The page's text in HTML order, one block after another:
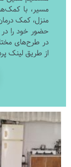
مسیر، با
منزل، کمک
حضور خود را در
در طرح‌های
از طریق لینک